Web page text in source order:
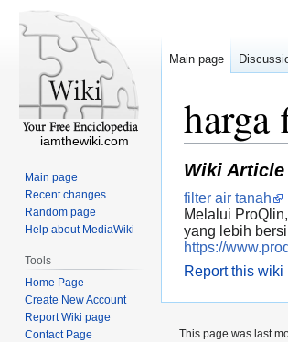
harga
Wiki Article
filter air tanah
Melalui
yang lebih
https://
Report this wiki
Main page
iamthewiki.com
Main page
Recent changes
Random page
Help about MediaWiki
Tools
Home Page
Create New Account
Report Wiki page
Contact Page
This page was last